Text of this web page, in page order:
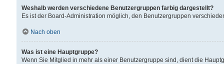
Weshalb werden verschiedene Benutzergruppen farbig dargestellt?
Es ist der Board-Administration möglich, den Benutzergruppen
Nach oben
Was ist eine Hauptgruppe?
Wenn Sie Mitglied in mehr als einer Benutzergruppe sind, dient die